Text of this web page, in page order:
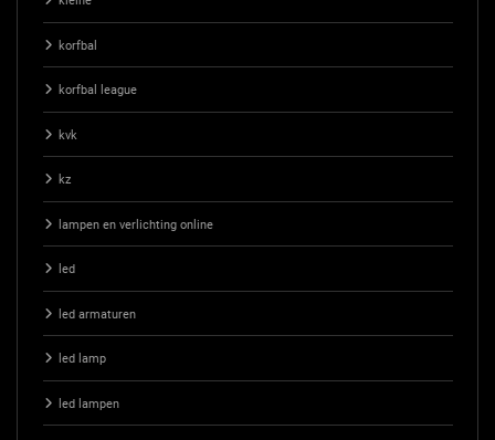
korfbal
korfbal league
kvk
kz
lampen en verlichting online
led
led armaturen
led lamp
led lampen